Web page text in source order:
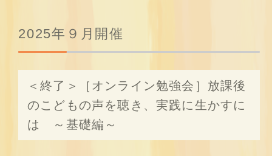
2025年９月開催
＜終了＞［オンライン勉強会］放課後
のこどもの声を聴き、実践に生かすに
は ～基礎編～